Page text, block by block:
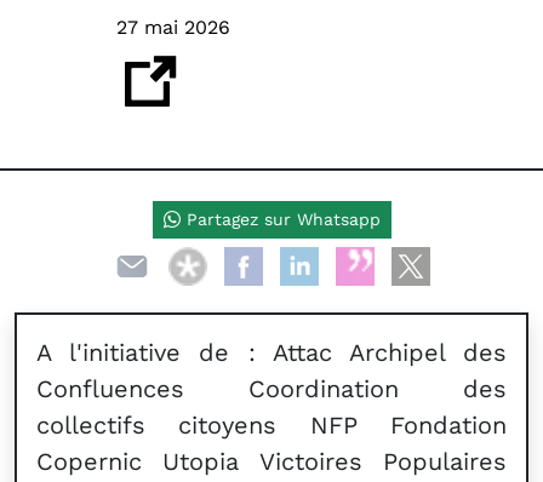
27 mai 2026
A l'initiative de : Attac Archipel des
Confluences Coordination des
collectifs citoyens NFP Fondation
Copernic Utopia Victoires Populaires
Partagez sur Whatsapp